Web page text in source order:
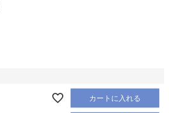
カートに入れる